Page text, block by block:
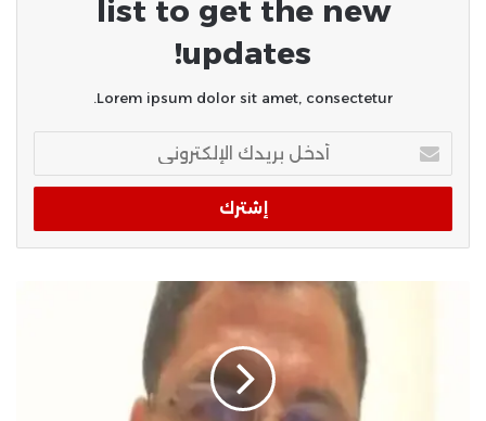
list to get the new
updates!
Lorem ipsum dolor sit amet, consectetur.
بريدك
الإلكتروني